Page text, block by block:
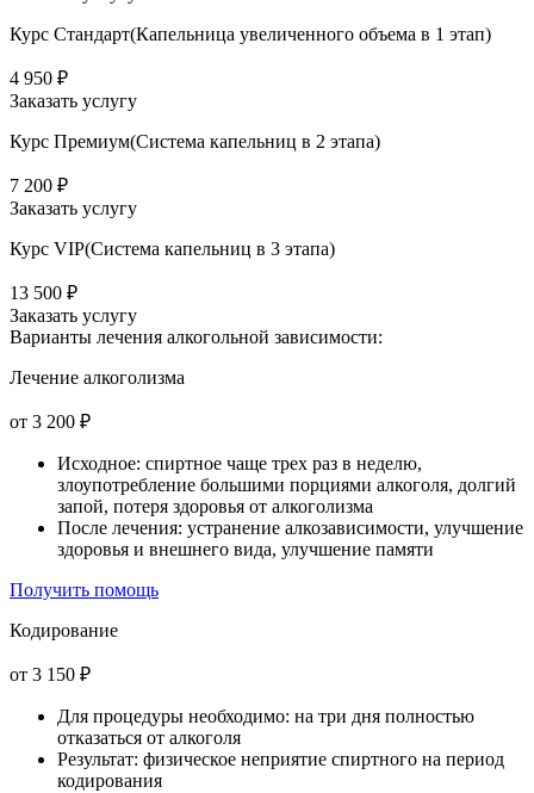
Курс Стандарт(Капельница увеличенного объема в 1 этап)
4 950 ₽
Заказать услугу
Курс Премиум(Система капельниц в 2 этапа)
7 200 ₽
Заказать услугу
Курс VIP(Система капельниц в 3 этапа)
13 500 ₽
Заказать услугу
Варианты лечения алкогольной зависимости:
Лечение алкоголизма
от 3 200 ₽
Исходное: спиртное чаще трех раз в неделю,
злоупотребление большими порциями алкоголя, долгий
запой, потеря здоровья от алкоголизма
После лечения: устранение алкозависимости, улучшение
здоровья и внешнего вида, улучшение памяти
Получить помощь
Кодирование
от 3 150 ₽
Для процедуры необходимо: на три дня полностью
отказаться от алкоголя
Результат: физическое неприятие спиртного на период
кодирования